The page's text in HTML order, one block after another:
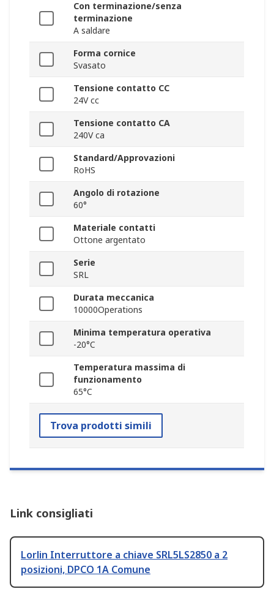
Con terminazione/senza
terminazione
A saldare
Forma cornice
Svasato
Tensione contatto CC
24V cc
Tensione contatto CA
240V ca
Standard/Approvazioni
RoHS
Angolo di rotazione
60°
Materiale contatti
Ottone argentato
Serie
SRL
Durata meccanica
10000Operations
Minima temperatura operativa
-20°C
Temperatura massima di
funzionamento
65°C
Trova prodotti simili
Link consigliati
Lorlin Interruttore a chiave SRL5LS2850 a 2
posizioni, DPCO 1A Comune